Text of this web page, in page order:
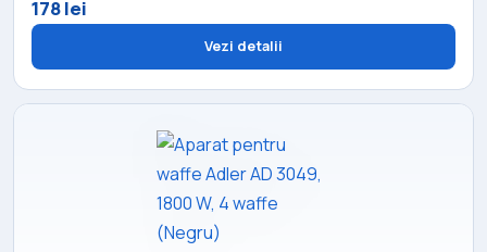
178 lei
Vezi detalii